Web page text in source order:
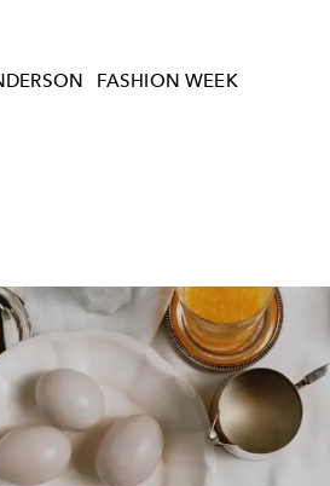
FASHION WEEK